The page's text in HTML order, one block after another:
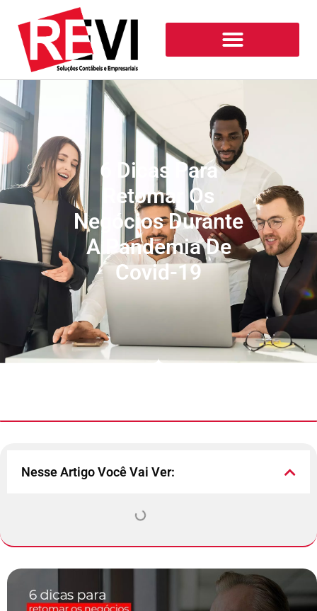
6 Dicas Para
Retomar Os
Negócios Durante
A Pandemia De
Covid-19
Nesse Artigo Você Vai Ver: